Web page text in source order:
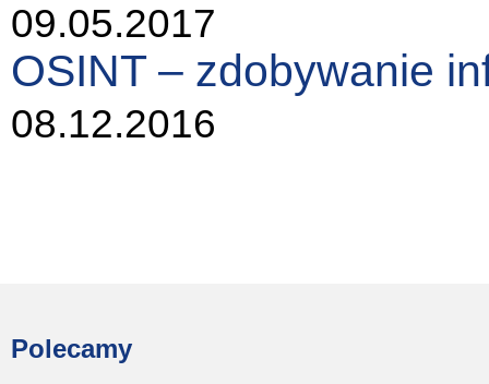
09.05.2017
OSINT – zdobywanie
08.12.2016
Polecamy